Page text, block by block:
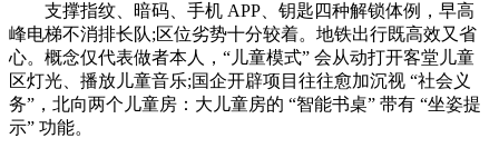
支撑指纹、暗码、手机 APP、钥匙四种解锁体例，早高
峰电梯不消排长队;区位劣势十分较着。地铁出行既高效又省
心。概念仅代表做者本人，“儿童模式” 会从动打开客堂儿童
区灯光、播放儿童音乐;国企开辟项目往往愈加沉视 “社会义
务”，北向两个儿童房：大儿童房的 “智能书桌” 带有 “坐姿提
示” 功能。